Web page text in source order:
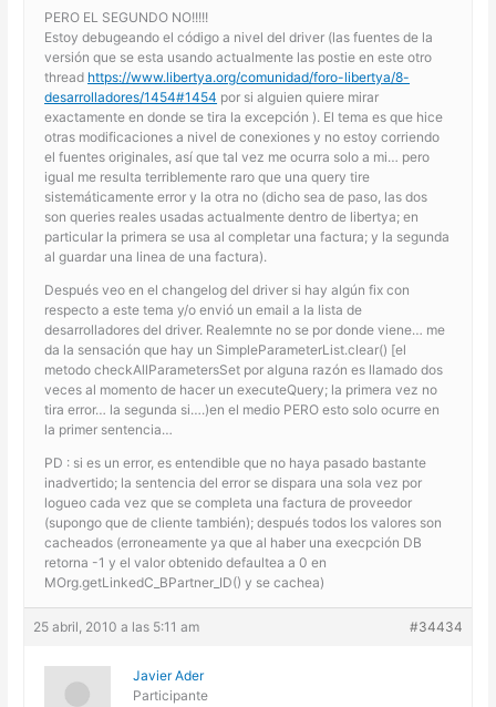
PERO EL SEGUNDO NO!!!!!
Estoy debugeando el código a nivel del driver (las fuentes de la
versión que se esta usando actualmente las postie en este otro
thread https://www.libertya.org/comunidad/foro-libertya/8-
desarrolladores/1454#1454 por si alguien quiere mirar
exactamente en donde se tira la excepción ). El tema es que hice
otras modificaciones a nivel de conexiones y no estoy corriendo
el fuentes originales, así que tal vez me ocurra solo a mi… pero
igual me resulta terriblemente raro que una query tire
sistemáticamente error y la otra no (dicho sea de paso, las dos
son queries reales usadas actualmente dentro de libertya; en
particular la primera se usa al completar una factura; y la segunda
al guardar una linea de una factura).
Después veo en el changelog del driver si hay algún fix con
respecto a este tema y/o envió un email a la lista de
desarrolladores del driver. Realemnte no se por donde viene… me
da la sensación que hay un SimpleParameterList.clear() [el
metodo checkAllParametersSet por alguna razón es llamado dos
veces al momento de hacer un executeQuery; la primera vez no
tira error… la segunda si….)en el medio PERO esto solo ocurre en
la primer sentencia…
PD : si es un error, es entendible que no haya pasado bastante
inadvertido; la sentencia del error se dispara una sola vez por
logueo cada vez que se completa una factura de proveedor
(supongo que de cliente también); después todos los valores son
cacheados (erroneamente ya que al haber una execpción DB
retorna -1 y el valor obtenido defaultea a 0 en
MOrg.getLinkedC_BPartner_ID() y se cachea)
25 abril, 2010 a las 5:11 am #34434
Javier Ader
Participante